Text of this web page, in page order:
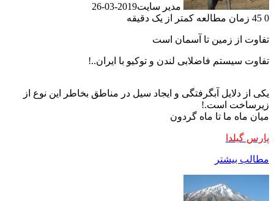
مدیر سایت2019-03-26
0
زمان مطالعه کمتر از یک دقیقه
تفاوت از زمین تا آسمان است
تفاوت سيستم فاضلابى لندن و توكيو با ايران..!
یکی از دلايل آبگرفتگی و ایجاد سیل در مناطق بخاطر اين نوع از
زيرساخت است.!
میان ماه ما تا ماه گردون
پارس گیلدا
مطالب بیشتر